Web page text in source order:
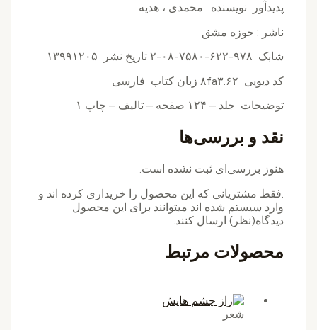
پدیدآور نويسنده : محمدی ، هدیه
ناشر : حوزه مشق
شابک ۹۷۸-۶۲۲-۷۵۸۰-۰۸-۲ تاریخ نشر ۱۳۹۹۱۲۰۵
کد دیویی ۸fa۳.۶۲ زبان کتاب فارسی
توضیحات جلد – ۱۲۴ صفحه – تالیف – چاپ ۱
نقد و بررسی‌ها
هنوز بررسی‌ای ثبت نشده است.
.فقط مشتریانی که این محصول را خریداری کرده اند و
وارد سیستم شده اند میتوانند برای این محصول
دیدگاه(نظر) ارسال کنند.
محصولات مرتبط
شعر